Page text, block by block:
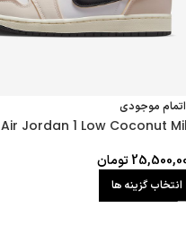
اتمام موجودی
Air Jordan 1 Low Coconut
تومان
انتخاب گزینه ها